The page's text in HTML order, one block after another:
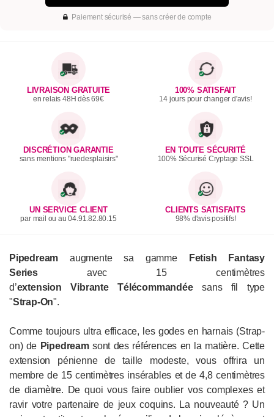
Paiement sécurisé — sans créer de compte
LIVRAISON GRATUITE
en relais 48H dès 69€
100% SATISFAIT
14 jours pour changer d'avis!
DISCRÉTION GARANTIE
sans mentions "ruedesplaisirs"
EN TOUTE SÉCURITÉ
100% Sécurisé Cryptage SSL
UN SERVICE CLIENT
par mail ou au 04.91.82.80.15
CLIENTS SATISFAITS
98% d'avis positifs!
Pipedream augmente sa gamme
Fetish Fantasy
Series avec 15 centimètres
d’extension Vibrante Télécommandéesans fil type
"Strap-On".
Comme toujours ultra efficace, les godes en harnais (Strap-
on) de Pipedreamsont des références en la matière. Cette
extension pénienne de taille modeste, vous offrira un
membre de 15 centimètres insérables et de 4,8 centimètres
de diamètre. De quoi vous faire oublier vos complexes et
ravir votre partenaire de jeux coquins. La nouveauté ? Un